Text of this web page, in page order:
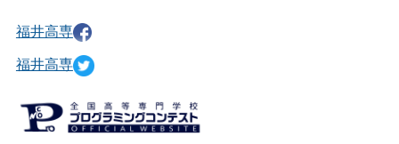
福井高専
福井高専